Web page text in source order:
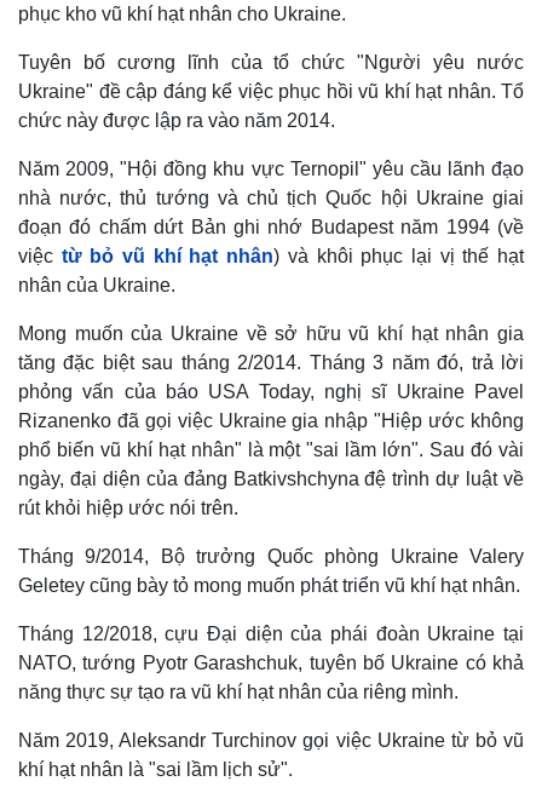
Thế giới
Quan sát
Cuộc sống đó đây
Multimedia
Video
Ảnh
Infographic
phục kho vũ khí hạt nhân cho Ukraine.
Tuyên bố cương lĩnh của tổ chức "Người yêu nước
Ukraine" đề cập đáng kể việc phục hồi vũ khí hạt nhân. Tổ
chức này được lập ra vào năm 2014.
Năm 2009, "Hội đồng khu vực Ternopil" yêu cầu lãnh đạo
nhà nước, thủ tướng và chủ tịch Quốc hội Ukraine giai
đoạn đó chấm dứt Bản ghi nhớ Budapest năm 1994 (về
việc từ bỏ vũ khí hạt nhân) và khôi phục lại vị thế hạt
nhân của Ukraine.
Mong muốn của Ukraine về sở hữu vũ khí hạt nhân gia
tăng đặc biệt sau tháng 2/2014. Tháng 3 năm đó, trả lời
phỏng vấn của báo USA Today, nghị sĩ Ukraine Pavel
Rizanenko đã gọi việc Ukraine gia nhập "Hiệp ước không
phổ biến vũ khí hạt nhân" là một "sai lầm lớn". Sau đó vài
ngày, đại diện của đảng Batkivshchyna đệ trình dự luật về
rút khỏi hiệp ước nói trên.
Tháng 9/2014, Bộ trưởng Quốc phòng Ukraine Valery
Geletey cũng bày tỏ mong muốn phát triển vũ khí hạt nhân.
Tháng 12/2018, cựu Đại diện của phái đoàn Ukraine tại
NATO, tướng Pyotr Garashchuk, tuyên bố Ukraine có khả
năng thực sự tạo ra vũ khí hạt nhân của riêng mình.
Năm 2019, Aleksandr Turchinov gọi việc Ukraine từ bỏ vũ
khí hạt nhân là "sai lầm lịch sử".